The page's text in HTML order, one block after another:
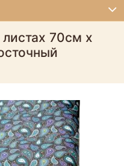
70см х